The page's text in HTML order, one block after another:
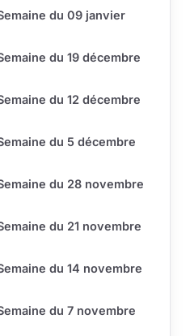
du 09 janvier
du 19 décembre
du 12 décembre
du 5 décembre
du 28 novembre
du 21 novembre
du 14 novembre
du 7 novembre